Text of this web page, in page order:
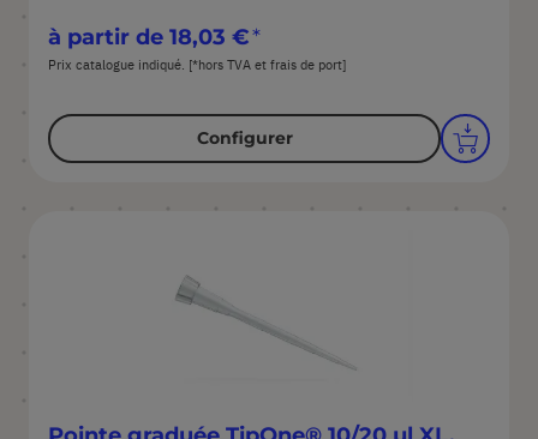
à partir de 18,03 €
Prix catalogue indiqué. [*hors TVA et frais de port]
Configurer